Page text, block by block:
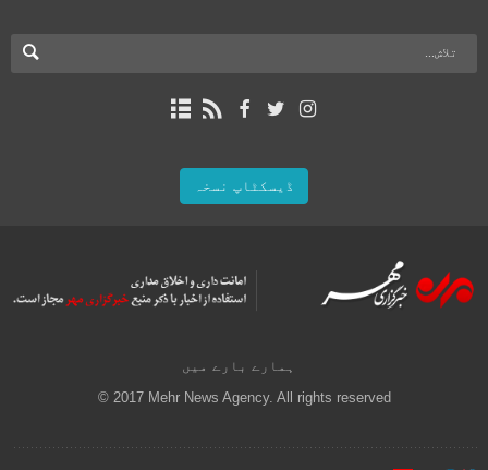
ڈیسکٹاپ نسخہ
ہمارے بارے میں
© 2017 Mehr News Agency. All rights reserved